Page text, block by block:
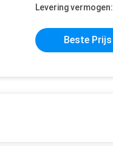
Levering vermogen:
Beste Prijs